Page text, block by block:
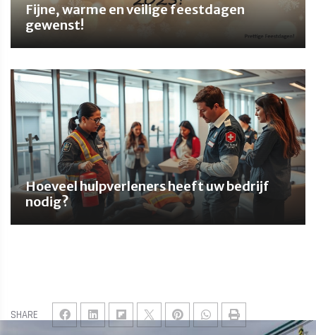
SHARE
Fijne, warme en veilige feestdagen
gewenst!
Hoeveel hulpverleners heeft uw bedrijf
nodig?